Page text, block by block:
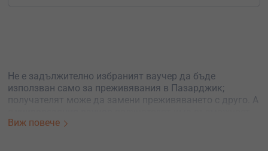
Не е задължително избраният ваучер да бъде
използван само за преживявания в Пазарджик;
получателят може да замени преживяването с друго. А
да избере отширока гама приключения в цялата
Виж повече